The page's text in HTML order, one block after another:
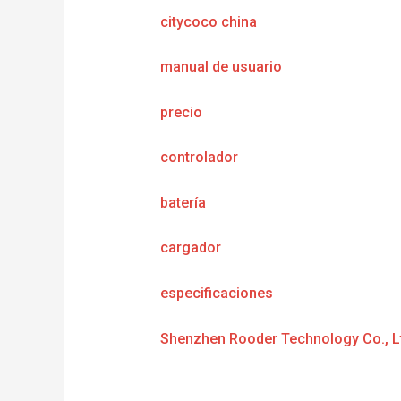
citycoco china
manual de usuario
precio
controlador
batería
cargador
especificaciones
Shenzhen Rooder Technology Co.,